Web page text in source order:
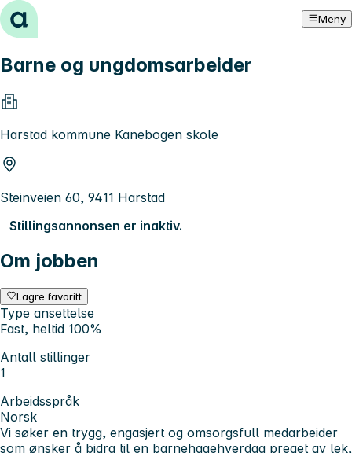
Hopp til innhold Meny
Barne og ungdomsarbeider
Harstad kommune Kanebogen skole
Steinveien 60, 9411 Harstad
Stillingsannonsen er inaktiv.
Om jobben
Lagre favoritt
Type ansettelse
Fast, heltid 100%
Antall stillinger
1
Arbeidsspråk
Norsk
Vi søker en trygg, engasjert og omsorgsfull medarbeider
som ønsker å bidra til en barnehagehverdag preget av lek,